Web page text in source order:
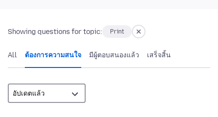
Showing questions for topic: Print
All ต้องการความสนใจ มีผู้ตอบสนองแล้ว เสร็จสิ้น